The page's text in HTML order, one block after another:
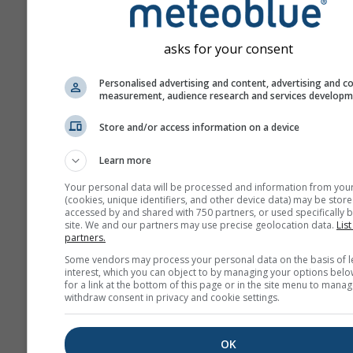
GFS-40
Global40.0 km
180 h (3-hourly)
NAM-12
North
12.0 km
hourly)
48 h
NAM-3
60 h
HRRR-2
North America
17 h
asks for your consent
Personalised advertising and content, advertising and
measurement, audience research and services
Store and/or access information on a device
Learn more
Your personal data will be processed and information from
(cookies, unique identifiers, and other device data) may be
accessed by and shared with 750 partners, or used specifically
site. We and our partners may use precise geolocation data.
partners.
Some vendors may process your personal data on the basis of
interest, which you can object to by managing your options
for a link at the bottom of this page or in the site menu to
withdraw consent in privacy and cookie settings.
OK